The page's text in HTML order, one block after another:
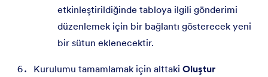
etkinleştirildiğinde tabloya ilgili gönderimi
düzenlemek için bir bağlantı gösterecek yeni
bir sütun eklenecektir.
Kurulumu tamamlamak için alttaki Oluştur